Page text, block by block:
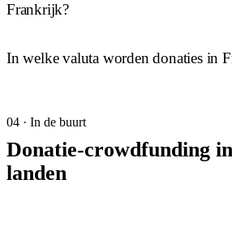
Frankrijk?
In welke valuta worden donaties in
04 · In de buurt
Donatie-crowdfunding
landen